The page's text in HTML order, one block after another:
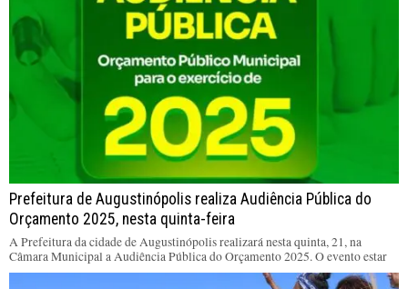
Prefeitura de Augustinópolis realiza Audiência Pública do
Orçamento 2025, nesta quinta-feira
A Prefeitura da cidade de Augustinópolis realizará nesta quinta, 21, na
Câmara Municipal a Audiência Pública do Orçamento 2025. O evento estar